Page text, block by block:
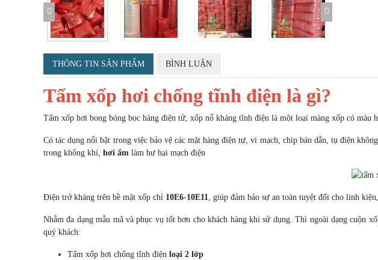
THÔNG TIN SẢN PHẨM BÌNH LUẬN
Tấm xốp hơi chống tĩnh điện là gì?
Tấm xốp hơi bong bóng bọc hàng điện tử, xốp nổ kháng tĩnh điện là một loại màng xốp có
Có tác dụng nổi bật trong việc bảo vệ các mặt hàng điện tự, vi mạch, chip bán dẫn, tụ điện
trong không khí, hơi ẩm làm hư hại mạch điện
Điện trở kháng trên bề mặt xốp chỉ 10E6-10E11, giúp đảm bảo sự an toàn tuyệt đối cho linh
Nhằm đa dạng mẫu mã và phục vụ tốt hơn cho khách hàng khi sử dụng. Thì ngoài dạng
quý khách:
Tấm xốp hơi chống tĩnh điện loại 2 lớp